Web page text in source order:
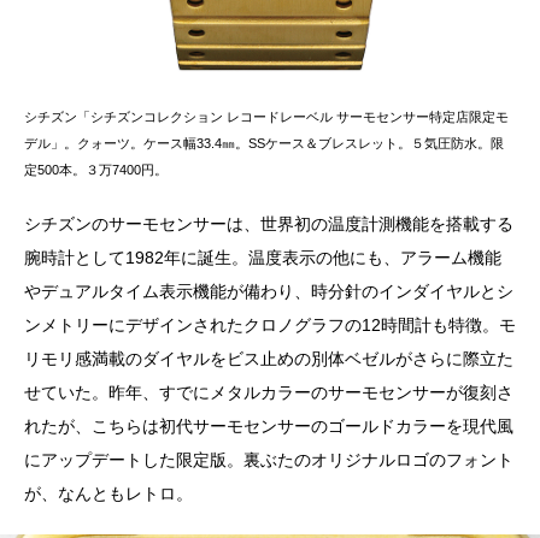
シチズン「シチズンコレクション レコードレーベル サーモセンサー特定店限定モ
デル」。クォーツ。ケース幅33.4㎜。SSケース＆ブレスレット。５気圧防水。限
定500本。３万7400円。
シチズンのサーモセンサーは、世界初の温度計測機能を搭載する
腕時計として1982年に誕生。温度表示の他にも、アラーム機能
やデュアルタイム表示機能が備わり、時分針のインダイヤルとシ
ンメトリーにデザインされたクロノグラフの12時間計も特徴。モ
リモリ感満載のダイヤルをビス止めの別体ベゼルがさらに際立た
せていた。昨年、すでにメタルカラーのサーモセンサーが復刻さ
れたが、こちらは初代サーモセンサーのゴールドカラーを現代風
にアップデートした限定版。裏ぶたのオリジナルロゴのフォント
が、なんともレトロ。